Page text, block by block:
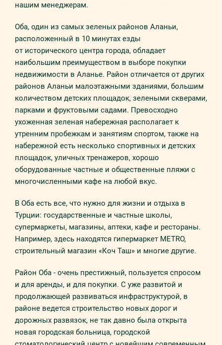
нашим менеджерам.
Оба, один из самых зеленых районов Аланьи,
расположенный в 10 минутах езды
от исторического центра города, обладает
наибольшим преимуществом в выборе покупки
недвижимости в Аланье. Район отличается от других
районов Аланьи малоэтажными зданиями, большим
количеством детских площадок, зелеными скверами,
парками и фруктовыми садами. Превосходно
ухоженная зеленая набережная располагает к
утренним пробежкам и занятиям спортом, также на
набережной есть несколько спортивных и детских
площадок, уличных тренажеров, хорошо
оборудованные частные и общественные пляжи с
многочисленными кафе на любой вкус.
В Оба есть все, что нужно для жизни и отдыха в
Турции: государственные и частные школы,
супермаркеты, магазины, аптеки, кафе и рестораны.
Например, здесь находятся гипермаркет METRO,
строительный магазин «Коч Таш» и многие другие.
Район Оба - очень престижный, пользуется спросом
и для аренды, и для покупки. С уже развитой и
продолжающей развиваться инфраструктурой, в
районе ведется строительство новых дорог и
дорожных развязок, не так давно была открыта
новая городская больница, городской